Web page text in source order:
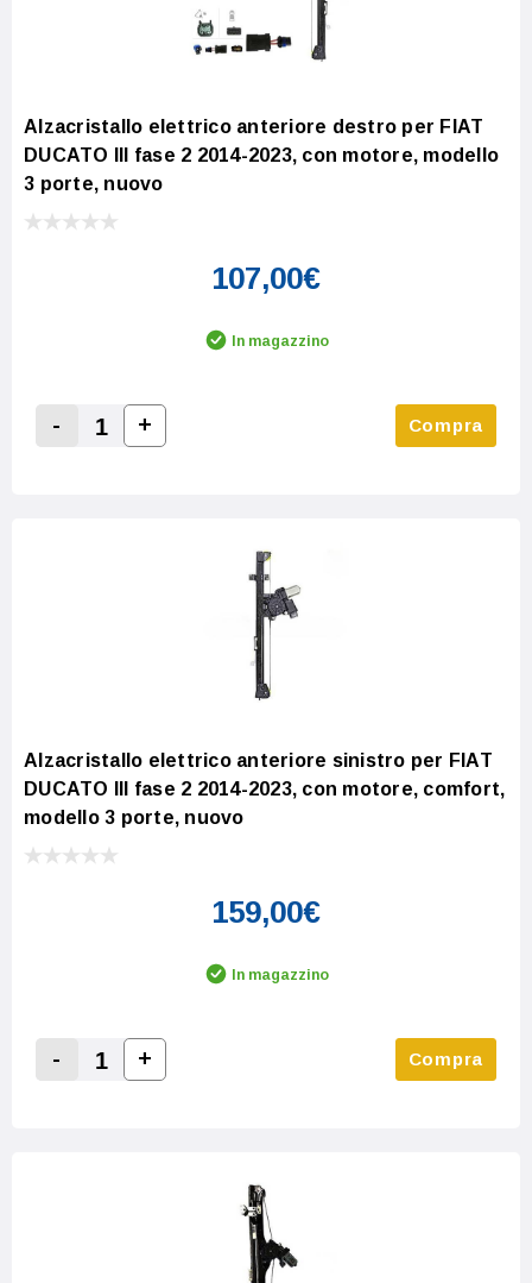
Alzacristallo elettrico anteriore destro per FIAT
DUCATO III fase 2 2014-2023, con motore, modello
3 porte, nuovo
107,00€
In magazzino
Decrease Quantity:
-
Increase Quantity:
+ Compra
Alzacristallo elettrico anteriore sinistro per FIAT
DUCATO III fase 2 2014-2023, con motore, comfort,
modello 3 porte, nuovo
159,00€
In magazzino
Decrease Quantity:
-
Increase Quantity:
+ Compra